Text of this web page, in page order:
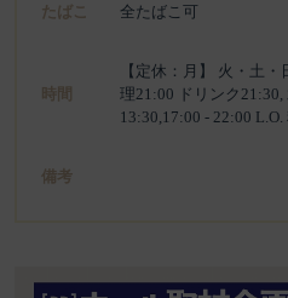
たばこ 全たばこ可
時間
【定休：月】 火・土
理21:00 ドリンク21:30,
13:30,17:00 - 22:00
備考